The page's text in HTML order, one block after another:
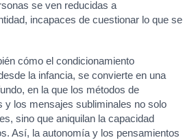
se ven reducidas a
incapaces de cuestionar lo que se
cómo el condicionamiento
la infancia, se convierte en una
en la que los métodos de
y los mensajes subliminales no solo
sino que aniquilan la capacidad
Así, la autonomía y los pensamientos